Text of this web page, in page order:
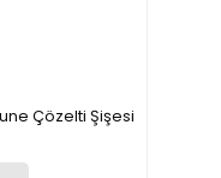
Çözelti Şişesi